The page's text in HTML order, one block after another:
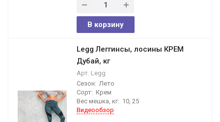
В корзину
Legg Леггинсы, лосины КРЕМ
Дубай, кг
Арт. Legg
Сезон: Лето
Сорт: Крем
Вес мешка, кг: 10, 25
Видеообзор